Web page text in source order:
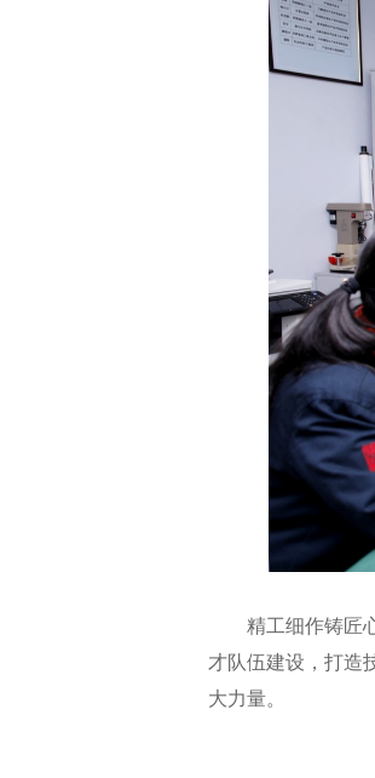
精工细作铸匠
才队伍建设，打造
大力量。